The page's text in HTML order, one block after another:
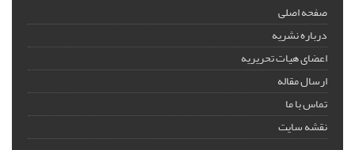
صفحه اصلی
درباره نشریه
اعضای هیات تحریریه
ارسال مقاله
تماس با ما
نقشه سایت